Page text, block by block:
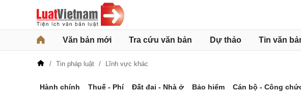
Văn bản mới Tra cứu văn bản Dự thảo Tin văn
Tin pháp luật Lĩnh vực khác
Hành chính Thuế - Phí Đất đai - Nhà ở Bảo hiểm Cán bộ - Công